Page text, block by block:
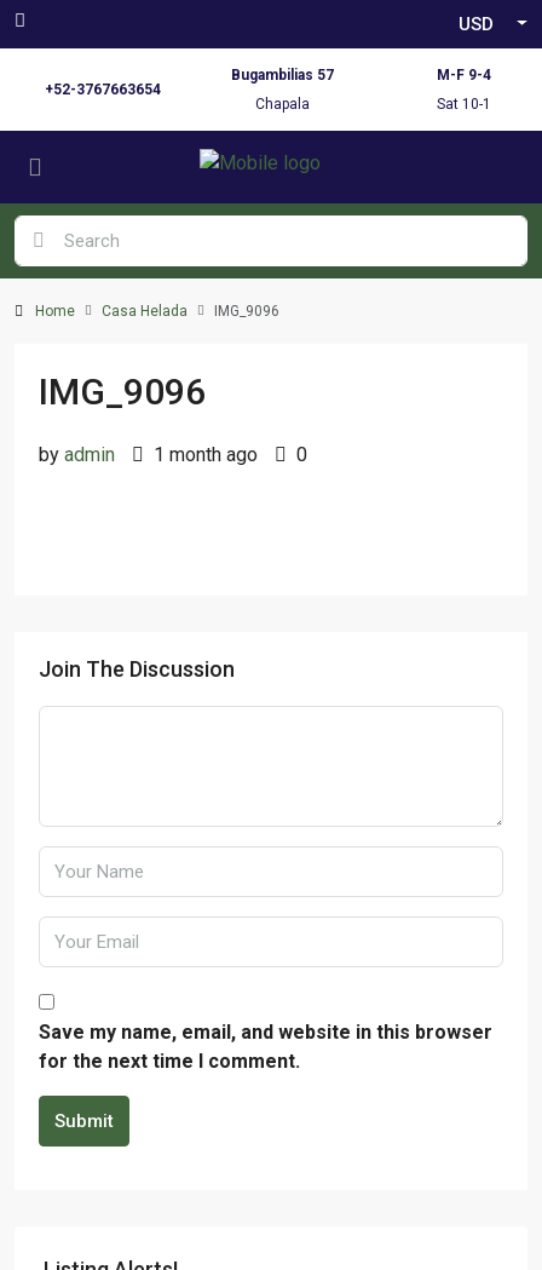
USD
+52-3767663654
Bugambilias 57
Chapala
M-F 9-4
Sat 10-1
Home Casa Helada IMG_9096
IMG_9096
by admin 1 month ago 0
Join The Discussion
Save my name, email, and website in this browser
for the next time I comment.
Submit